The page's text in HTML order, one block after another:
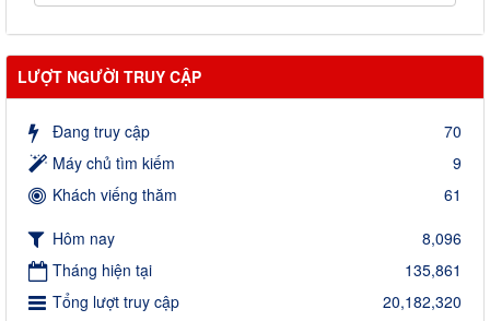
LƯỢT NGƯỜI TRUY CẬP
Đang truy cập
70
Máy chủ tìm kiếm
9
Khách viếng thăm
61
Hôm nay
8,096
Tháng hiện tại
135,861
Tổng lượt truy cập
20,182,320